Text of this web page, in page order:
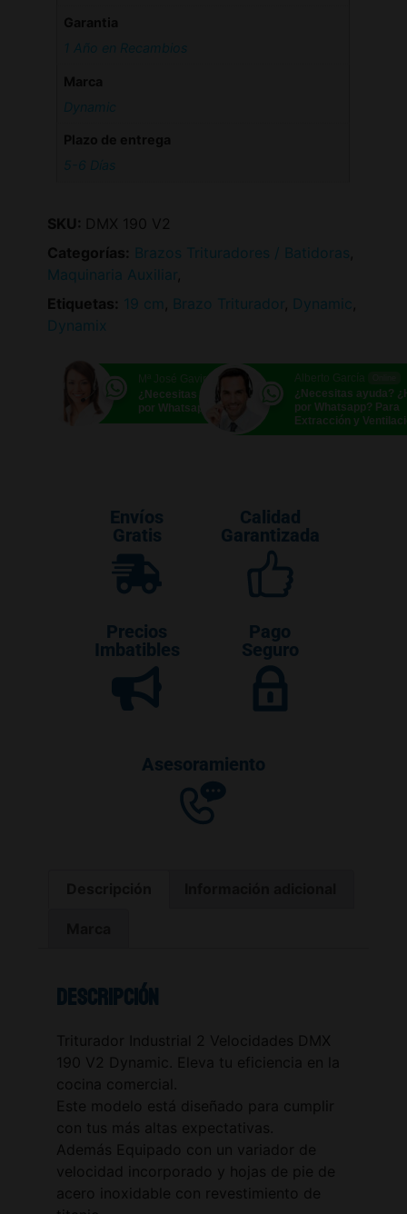
1 Año en Recambios
Dynamic
5-6 Días
SKU:
DMX 190 V2
Categorías: Brazos Trituradores / Batidoras
Maquinaria Auxiliar
Etiquetas: 19 cm Brazo Triturador Dynamic
Dynamix
Mª José Gavira Online
¿Necesitas ayuda? ¿Hablamos
por Whatsapp?
¿Necesitas ayuda?
por Whatsapp? Para
Extracción y
Envíos
Gratis
Calidad
Garantizada
Precios
Imbatibles
Pago
Seguro
Asesoramiento
Descripción
Triturador Industrial 2 Velocidades DMX
190 V2 Dynamic. Eleva tu eficiencia en la
cocina comercial.
Este modelo está diseñado para cumplir
con tus más altas expectativas.
Además Equipado con un variador de
velocidad incorporado y hojas de pie de
acero inoxidable con revestimiento de